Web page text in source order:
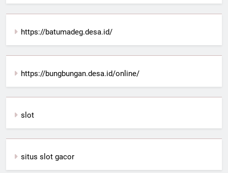
https://batumadeg.desa.id/
https://bungbungan.desa.id/online/
slot
situs slot gacor